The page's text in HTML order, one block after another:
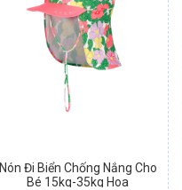
Nón Đi Biển Chống Nắng Cho
Bé 15kg-35kg Hoa